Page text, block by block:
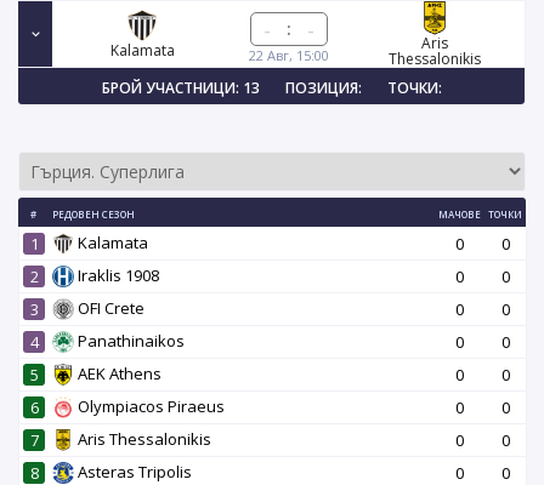
Kalamata
:
22 Авг, 15:00
Aris
Thessalonikis
БРОЙ УЧАСТНИЦИ: 13
ПОЗИЦИЯ: ТОЧКИ:
# РЕДОВЕН СЕЗОН МАЧОВЕ ТОЧКИ
1 Kalamata 0
0
2
Iraklis 1908 0
0
3
OFI Crete 0
0
4
Panathinaikos 0
0
5
AEK Athens 0
0
6
Olympiacos Piraeus 0
0
7
Aris Thessalonikis 0
0
8
Asteras Tripolis 0
0